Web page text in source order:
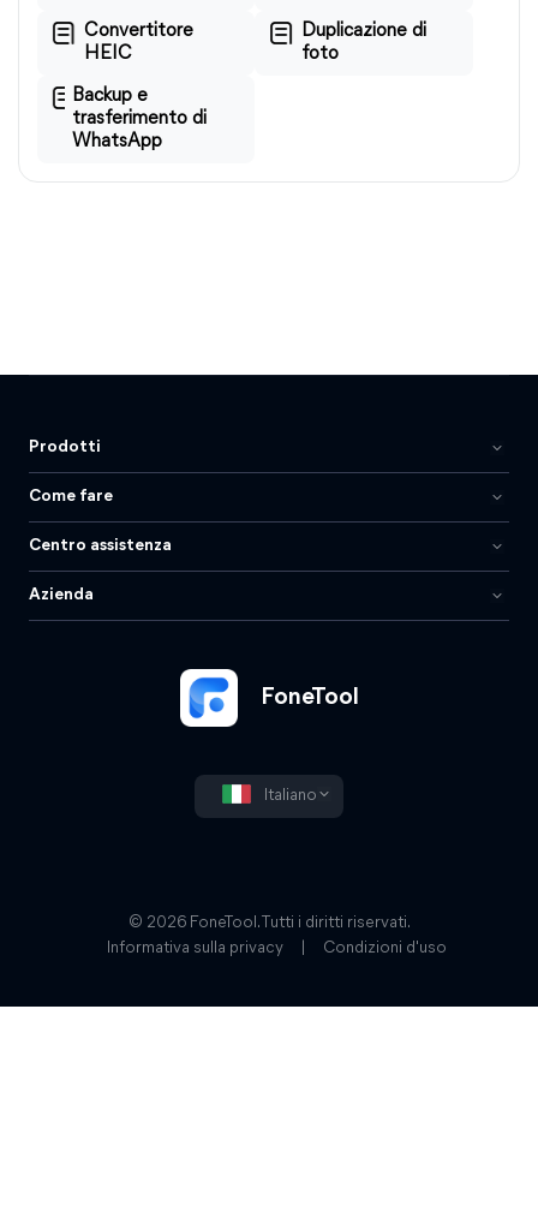
Convertitore
HEIC
Duplicazione di
foto
Backup e
trasferimento di
WhatsApp
FoneTool
Italiano
Prodotti
Come fare
Centro assistenza
Azienda
© 2026 FoneTool. Tutti i diritti riservati.
Informativa sulla privacy
Condizioni d'uso